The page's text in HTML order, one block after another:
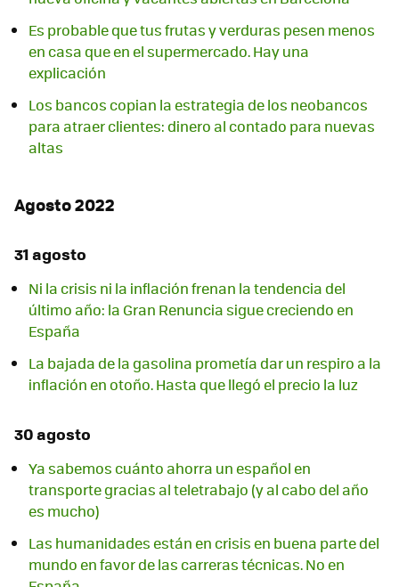
Es probable que tus frutas y verduras pesen menos
en casa que en el supermercado. Hay una
explicación
Los bancos copian la estrategia de los neobancos
para atraer clientes: dinero al contado para nuevas
altas
Agosto 2022
31 agosto
Ni la crisis ni la inflación frenan la tendencia del
último año: la Gran Renuncia sigue creciendo en
España
La bajada de la gasolina prometía dar un respiro a la
inflación en otoño. Hasta que llegó el precio la luz
30 agosto
Ya sabemos cuánto ahorra un español en
transporte gracias al teletrabajo (y al cabo del año
es mucho)
Las humanidades están en crisis en buena parte del
mundo en favor de las carreras técnicas. No en